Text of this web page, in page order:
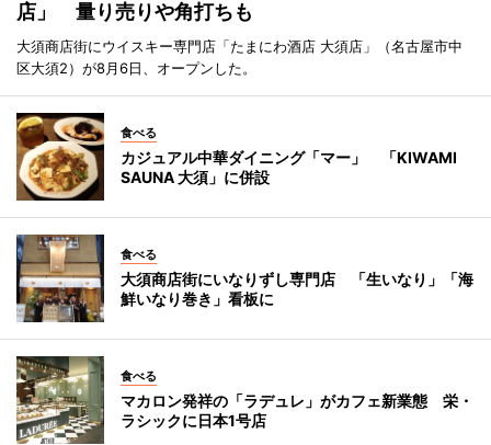
店」 量り売りや角打ちも
大須商店街にウイスキー専門店「たまにわ酒店 大須店」（名古屋市中
区大須2）が8月6日、オープンした。
食べる
カジュアル中華ダイニング「マー」 「KIWAMI
SAUNA 大須」に併設
食べる
大須商店街にいなりずし専門店 「生いなり」「海
鮮いなり巻き」看板に
食べる
マカロン発祥の「ラデュレ」がカフェ新業態 栄・
ラシックに日本1号店